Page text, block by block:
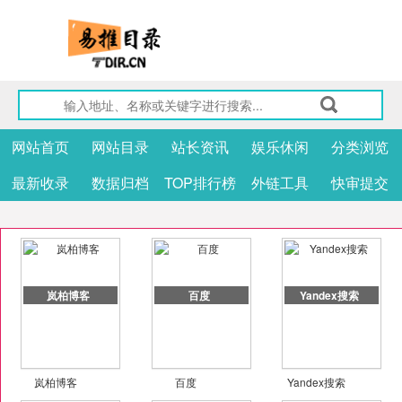
网站首页 网站目录 站长资讯 娱乐休闲
分类浏览
最新收录
数据归档 TOP排行榜 外链工具 快审提交
岚柏博客
岚柏博客
百度
百度
Yandex搜索
Yandex搜索